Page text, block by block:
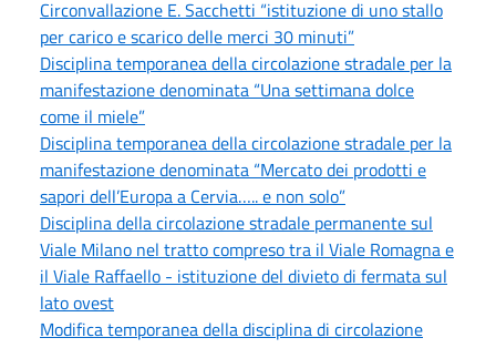
Circonvallazione E. Sacchetti “istituzione di uno stallo
per carico e scarico delle merci 30 minuti”
Disciplina temporanea della circolazione stradale per la
manifestazione denominata “Una settimana dolce
come il miele”
Disciplina temporanea della circolazione stradale per la
manifestazione denominata “Mercato dei prodotti e
sapori dell’Europa a Cervia….. e non solo”
Disciplina della circolazione stradale permanente sul
Viale Milano nel tratto compreso tra il Viale Romagna e
il Viale Raffaello - istituzione del divieto di fermata sul
lato ovest
Modifica temporanea della disciplina di circolazione